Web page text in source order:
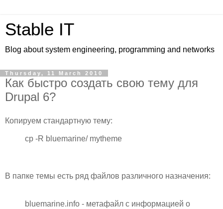
Stable IT
Blog about system engineering, programming and networks
Thursday, 11 March 2010
Как быстро создать свою тему для
Drupal 6?
Копируем стандартную тему:
cp -R bluemarine/ mytheme
В папке темы есть ряд файлов различного назначения:
bluemarine.info - метафайл с информацией о